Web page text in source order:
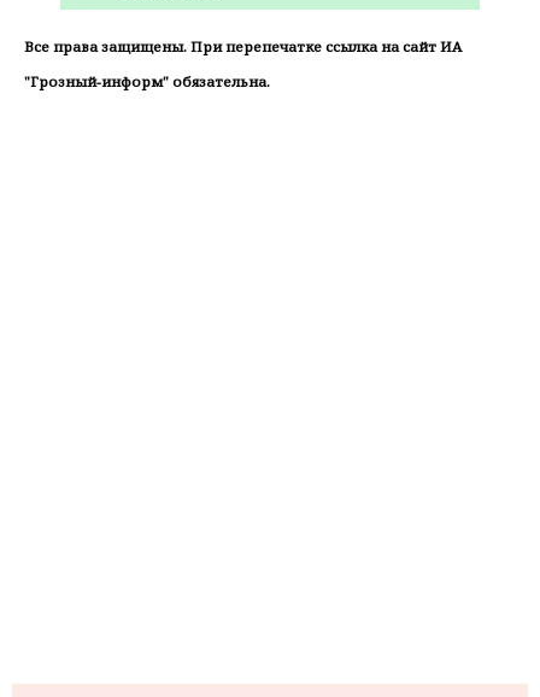
Все права защищены. При перепечатке ссылка на сайт ИА
"Грозный-информ" обязательна.